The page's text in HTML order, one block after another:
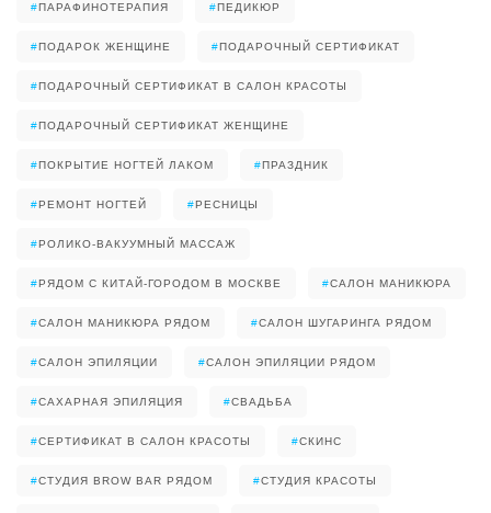
#ПАРАФИНОТЕРАПИЯ #ПЕДИКЮР
#ПОДАРОК ЖЕНЩИНЕ #ПОДАРОЧНЫЙ СЕРТИФИКАТ
#ПОДАРОЧНЫЙ СЕРТИФИКАТ В САЛОН КРАСОТЫ
#ПОДАРОЧНЫЙ СЕРТИФИКАТ ЖЕНЩИНЕ
#ПОКРЫТИЕ НОГТЕЙ ЛАКОМ #ПРАЗДНИК
#РЕМОНТ НОГТЕЙ #РЕСНИЦЫ
#РОЛИКО-ВАКУУМНЫЙ МАССАЖ
#РЯДОМ С КИТАЙ-ГОРОДОМ В МОСКВЕ #САЛОН МАНИКЮРА
#САЛОН МАНИКЮРА РЯДОМ #САЛОН ШУГАРИНГА РЯДОМ
#САЛОН ЭПИЛЯЦИИ #САЛОН ЭПИЛЯЦИИ РЯДОМ
#САХАРНАЯ ЭПИЛЯЦИЯ #СВАДЬБА
#СЕРТИФИКАТ В САЛОН КРАСОТЫ #СКИНС
#СТУДИЯ BROW BAR РЯДОМ #СТУДИЯ КРАСОТЫ